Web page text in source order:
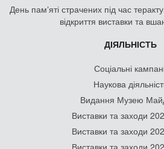
День памʼяті страчених під час
відкриття виставки та
ДІЯЛЬНІСТЬ
Соціальні
Наукова
Видання Музею
Виставки та заходи
Виставки та заходи
Виставки та заходи